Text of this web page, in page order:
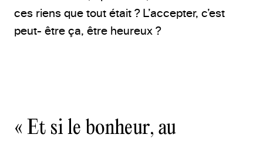
ces riens que tout était ? L’accepter, c’est
peut- être ça, être heureux ?
« Et si le bonheur, au